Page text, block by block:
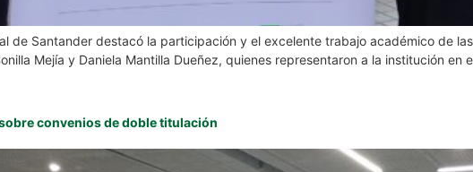
de Santander destacó la participación y el excelente trabajo académico de
Mejía y Daniela Mantilla Dueñez, quienes representaron a la institución en
convenios de doble titulación